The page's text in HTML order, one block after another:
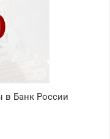
в Банк России